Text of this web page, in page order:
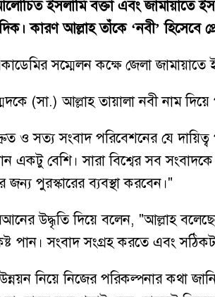
ইসলামি বক্তা এবং জামায়াতে
কারণ আল্লাহ তাঁকে ‘নবী’ হিসেবে
সম্মেলন কক্ষে জেলা
(সা.) আল্লাহ তায়ালা নবী নাম দিয়ে
ও সত্য সংবাদ পরিবেশনের যে
বেশি। সারা বিশ্বের সব
জন্য পুরস্কারের ব্যবস্থা করবেন।"
উদ্ধৃতি দিয়ে বলেন, "আল্লাহ
পান। সংবাদ সংগ্রহ করতে এবং
নিয়ে নিজের পরিকল্পনার কথা